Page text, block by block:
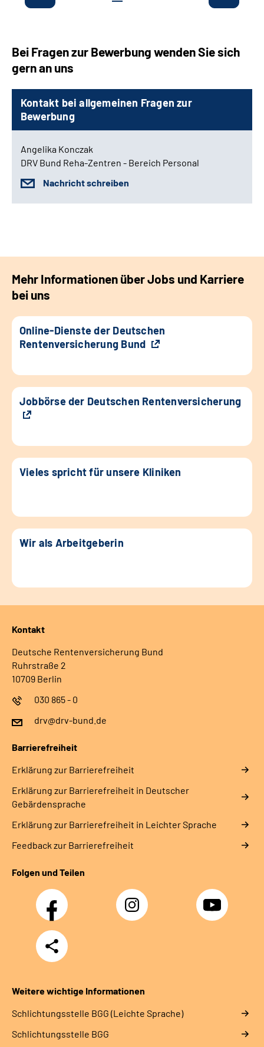
Bei Fragen zur Bewerbung wenden Sie sich
gern an uns
Kontakt bei allgemeinen Fragen zur
Bewerbung
Angelika Konczak
DRV Bund Reha-Zentren - Bereich Personal
Nachricht schreiben
Mehr Informationen über Jobs und Karriere
bei uns
Online-Dienste der Deutschen
Rentenversicherung Bund
Jobbörse der Deutschen Rentenversicherung
Vieles spricht für unsere Kliniken
Wir als Arbeitgeberin
Kontakt
Deutsche Rentenversicherung Bund
Ruhrstraße 2
10709 Berlin
030 865 - 0
drv@drv-bund.de
Barrierefreiheit
Erklärung zur Barrierefreiheit
Erklärung zur Barrierefreiheit in Deutscher
Gebärdensprache
Erklärung zur Barrierefreiheit in Leichter Sprache
Feedback zur Barrierefreiheit
Folgen und Teilen
Facebook Instagram YouTube
Teilen
Weitere wichtige Informationen
Schlich­tungs­stel­le BGG (Leichte Sprache)
Schlich­tungs­stel­le BGG